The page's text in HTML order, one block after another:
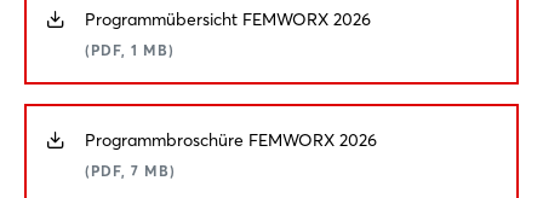
Programmübersicht FEMWORX 2026
(PDF, 1 MB)
Programmbroschüre FEMWORX 2026
(PDF, 7 MB)